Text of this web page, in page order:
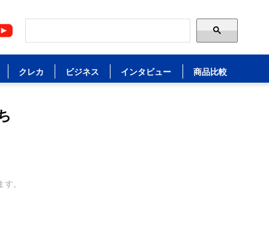
クレカ ビジネス インタビュー 商品比較
す。